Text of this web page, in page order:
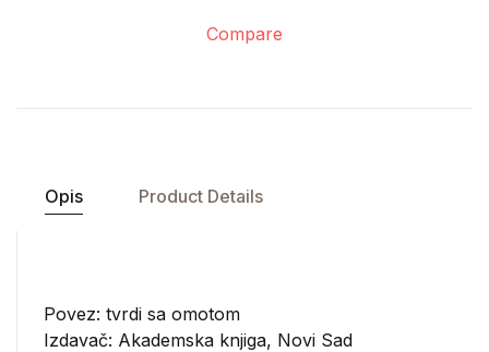
Compare
Opis Product Details
Povez: tvrdi sa omotom
Izdavač: Akademska knjiga, Novi Sad